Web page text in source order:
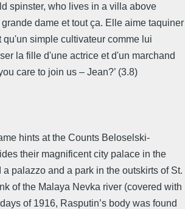
spinster, who lives in a villa above
dame et tout ça. Elle aime taquiner
simple cultivateur comme lui
la fille d'une actrice et d'un marchand
care to join us – Jean?’ (3.8)
hints at the Counts Beloselski-
their magnificent city palace in the
a palazzo and a park in the outskirts of St.
of the Malaya Nevka river (covered with
of 1916, Rasputin’s body was found